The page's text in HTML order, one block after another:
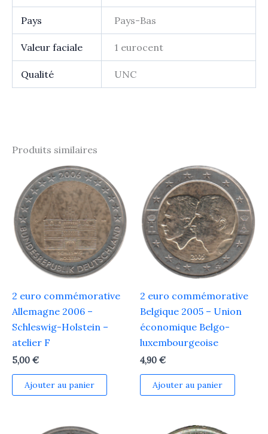
Pays Pays-Bas
Valeur faciale 1 eurocent
Qualité UNC
Produits similaires
2 euro commémorative
Allemagne 2006 –
Schleswig-Holstein –
atelier F
5,00 €
Ajouter au panier
2 euro commémorative
Belgique 2005 – Union
économique Belgo-
luxembourgeoise
4,90 €
Ajouter au panier